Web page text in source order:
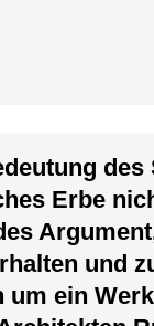
des
Erbe
und
um ein